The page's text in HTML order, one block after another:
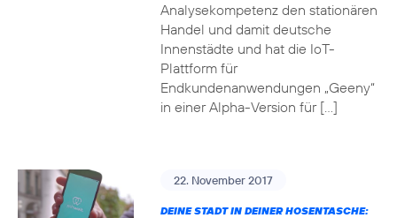
Analysekompetenz den stationären
Handel und damit deutsche
Innenstädte und hat die IoT-
Plattform für
Endkundenanwendungen „Geeny“
in einer Alpha-Version für […]
22. November 2017
DEINE STADT IN DEINER HOSENTASCHE: